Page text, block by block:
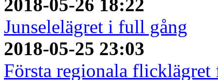
2018-05-26 18:22
Junselelägret i full gång
2018-05-25 23:03
Första regionala